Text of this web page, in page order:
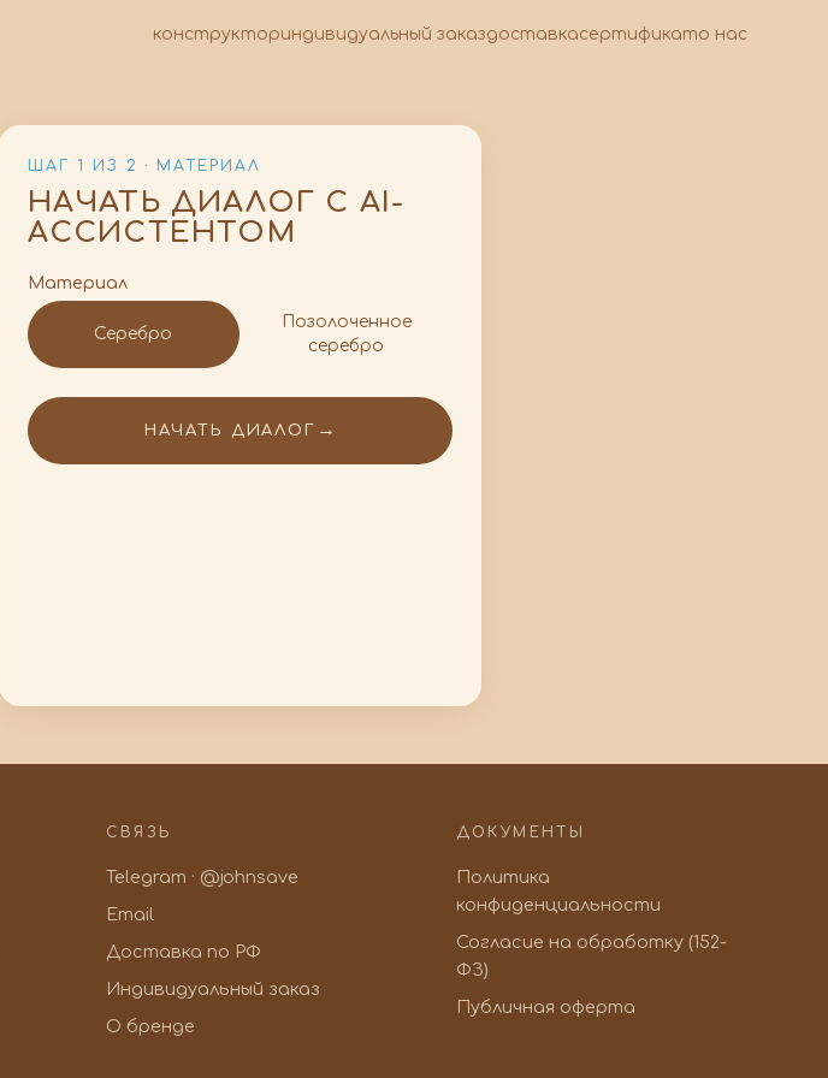
конструкториндивидуальный заказдоставкасертификато нас
ШАГ 1 ИЗ 2 · МАТЕРИАЛ
НАЧАТЬ ДИАЛОГ С AI-
АССИСТЕНТОМ
Материал
Серебро
Позолоченное
серебро
НАЧАТЬ ДИАЛОГ →
СВЯЗЬ
Telegram · @johnsave
Email
Доставка по РФ
Индивидуальный заказ
О бренде
ДОКУМЕНТЫ
Политика
конфиденциальности
Согласие на обработку (152-
ФЗ)
Публичная оферта